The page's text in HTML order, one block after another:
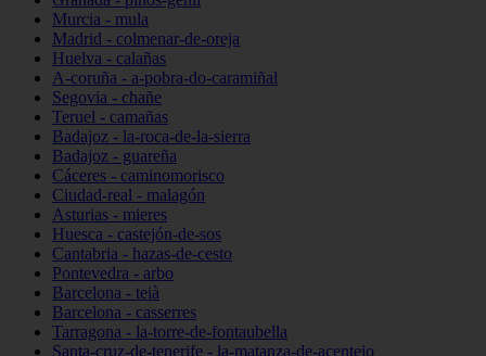
Murcia - mula
Madrid - colmenar-de-oreja
Huelva - calañas
A-coruña - a-pobra-do-caramiñal
Segovia - chañe
Teruel - camañas
Badajoz - la-roca-de-la-sierra
Badajoz - guareña
Cáceres - caminomorisco
Ciudad-real - malagón
Asturias - mieres
Huesca - castejón-de-sos
Cantabria - hazas-de-cesto
Pontevedra - arbo
Barcelona - teià
Barcelona - casserres
Tarragona - la-torre-de-fontaubella
Santa-cruz-de-tenerife - la-matanza-de-acentejo